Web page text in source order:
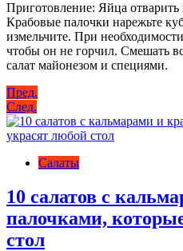
Приготовление: Яйца отварить
Крабовые палочки нарежьте
измельчите. При
чтобы он не горчил. Смешать
салат майонезом и специями.
Навигация
по
записям
Пред.
След.
Салаты
10 салатов с
палочками,
стол